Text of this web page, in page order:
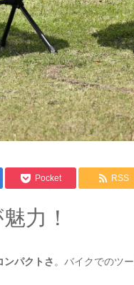
Pocket RSS
力！
ンパクトさ 。バイクでのツ